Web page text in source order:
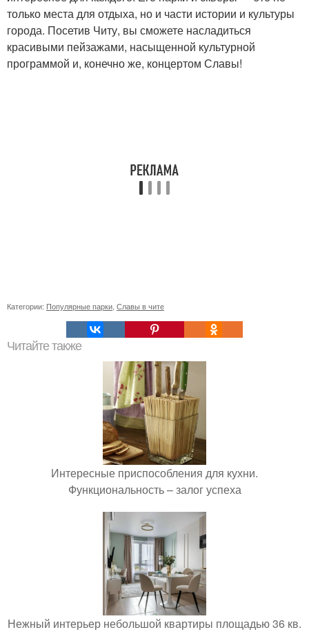
только места для отдыха, но и части истории и культуры
города. Посетив Читу, вы сможете насладиться
красивыми пейзажами, насыщенной культурной
программой и, конечно же, концертом Славы!
Категории: Популярные парки Славы в чите
Читайте также
Интересные приспособления для кухни.
Функциональность – залог успеха
Нежный интерьер небольшой квартиры площадью 36 кв.